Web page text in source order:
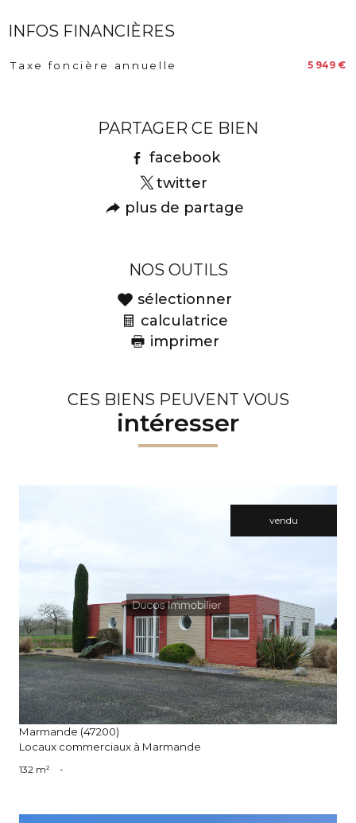
INFOS FINANCIÈRES
Caractéristiques Valeurs
Taxe foncière annuelle 5 949 €
PARTAGER CE BIEN
facebook
twitter
plus de partage
NOS OUTILS
sélectionner
calculatrice
imprimer
CES BIENS PEUVENT VOUS
intéresser
vendu
voir le bien
Marmande (47200)
Locaux commerciaux à Marmande
132 m² -